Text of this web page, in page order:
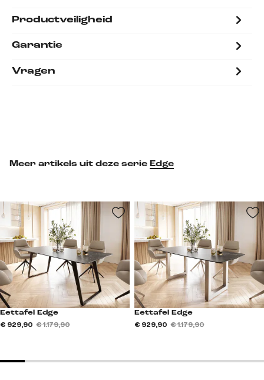
Productveiligheid
Garantie
Vragen
Meer artikels uit deze serie Edge
Eettafel Edge
€ 929,90 € 1.179,90
Eettafel Edge
€ 929,90 € 1.179,90